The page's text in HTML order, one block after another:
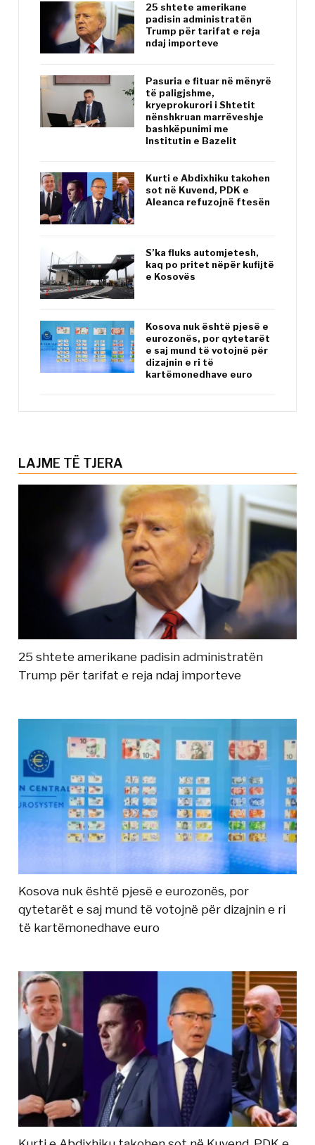
25 shtete amerikane
padisin administratën
Trump për tarifat e reja
ndaj importeve
Pasuria e fituar në mënyrë
të paligjshme,
kryeprokurori i Shtetit
nënshkruan marrëveshje
bashkëpunimi me
Institutin e Bazelit
Kurti e Abdixhiku takohen
sot në Kuvend, PDK e
Aleanca refuzojnë ftesën
S’ka fluks automjetesh,
kaq po pritet nëpër kufijtë
e Kosovës
Kosova nuk është pjesë e
eurozonës, por qytetarët
e saj mund të votojnë për
dizajnin e ri të
kartëmonedhave euro
LAJME TË TJERA
25 shtete amerikane padisin administratën
Trump për tarifat e reja ndaj importeve
Kosova nuk është pjesë e eurozonës, por
qytetarët e saj mund të votojnë për dizajnin e ri
të kartëmonedhave euro